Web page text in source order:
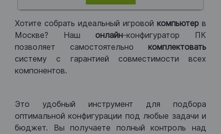
Хотите собрать идеальный игровой компьютер в
Москве? Нашонлайн-конфигуратор ПК
позволяет самостоятельно комплектовать
систему с гарантией совместимости всех
компонентов.
Это удобный инструмент для подбора
оптимальной конфигурации под любые задачи и
бюджет. Вы получаете полный контроль над